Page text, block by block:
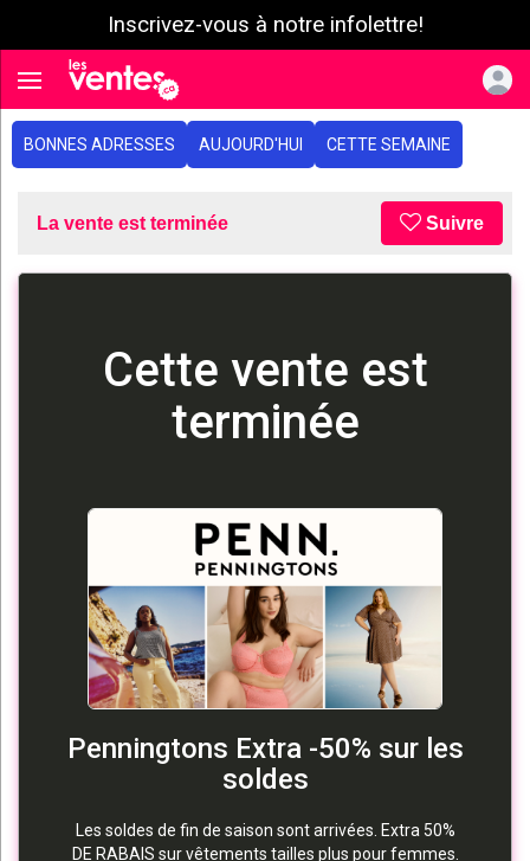
Inscrivez-vous à notre infolettre!
Toggle navigation
BONNES ADRESSES AUJOURD'HUI CETTE SEMAINE
La vente est terminée Suivre
Cette vente est
terminée
Penningtons Extra -50% sur les
soldes
Les soldes de fin de saison sont arrivées. Extra 50%
DE RABAIS sur vêtements tailles plus pour femmes.